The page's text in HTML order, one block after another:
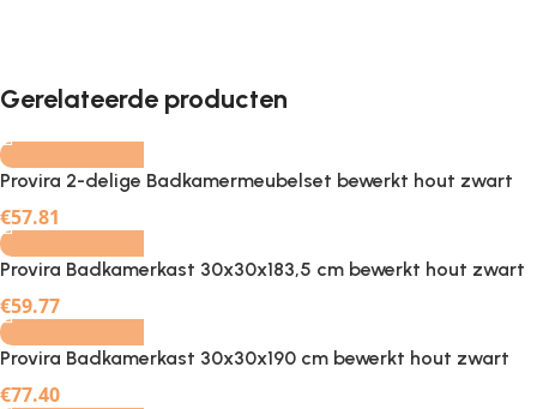
Gerelateerde producten
- +
Provira 2-delige Badkamermeubelset bewerkt hout zwart
€57.81
- +
Provira Badkamerkast 30x30x183,5 cm bewerkt hout zwart
€59.77
- +
Provira Badkamerkast 30x30x190 cm bewerkt hout zwart
€77.40
- +